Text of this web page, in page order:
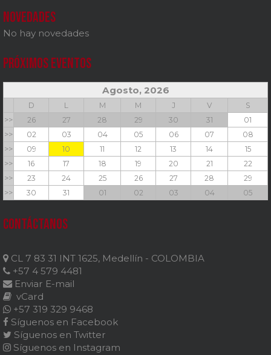
Novedades
No hay novedades
Próximos Eventos
Agosto, 2026
D L M M J V
S
>>
26 27 28 29 30 31
01
>>
02 03 04 05 06 07
08
>>
09 10 11 12 13 14
15
>>
16 17 18 19 20 21
22
>>
23 24 25 26 27 28
29
>>
30 31 01 02 03 04 05
Contáctanos
CL 7 83 31 INT 1625, Medellín - COLOMBIA
+57 4 579 4481
Enviar E-mail
vCard
+57 319 329 9468
Síguenos en Facebook
Síguenos en Twitter
Síguenos en Instagram